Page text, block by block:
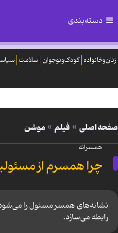
دسته‌بندی
زنان‌وخانواده کودک‌ونوجوان سلامت
صفحه اصلی فیلم موشن
همسرانه
چرا همسرم از
نشانه‌های همسر مسئول را می‌شود
رابطه می‌سازد.